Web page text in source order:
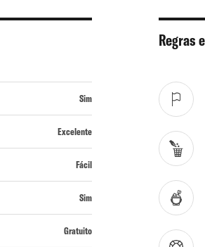
Sim
Excelente
Fácil
Sim
Gratuito
Regras